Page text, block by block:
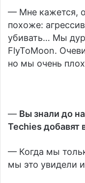
— Мне кажется,
похоже:
убивать… Мы
FlyToMoon.
но мы очень
— Вы знали до
Techies добавят
— Когда мы
мы это увидели